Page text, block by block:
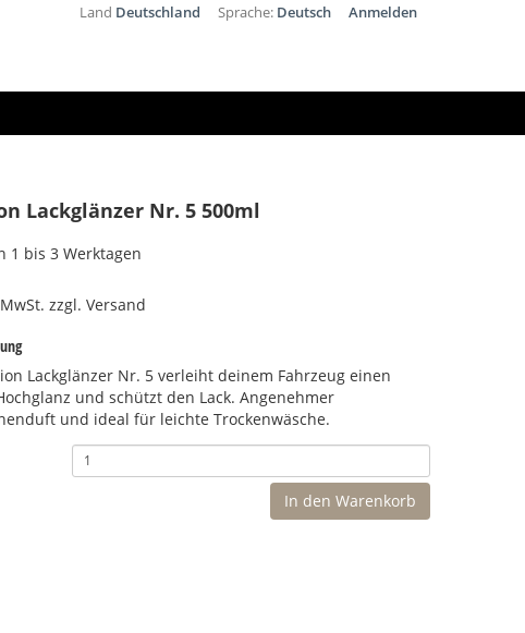
Land Deutschland Sprache: Deutsch Anmelden
Lackglänzer Nr. 5 500ml
1 bis 3 Werktagen
zzgl. Versand
Lackglänzer Nr. 5 verleiht deinem Fahrzeug einen
und schützt den Lack. Angenehmer
und ideal für leichte Trockenwäsche.
In den Warenkorb